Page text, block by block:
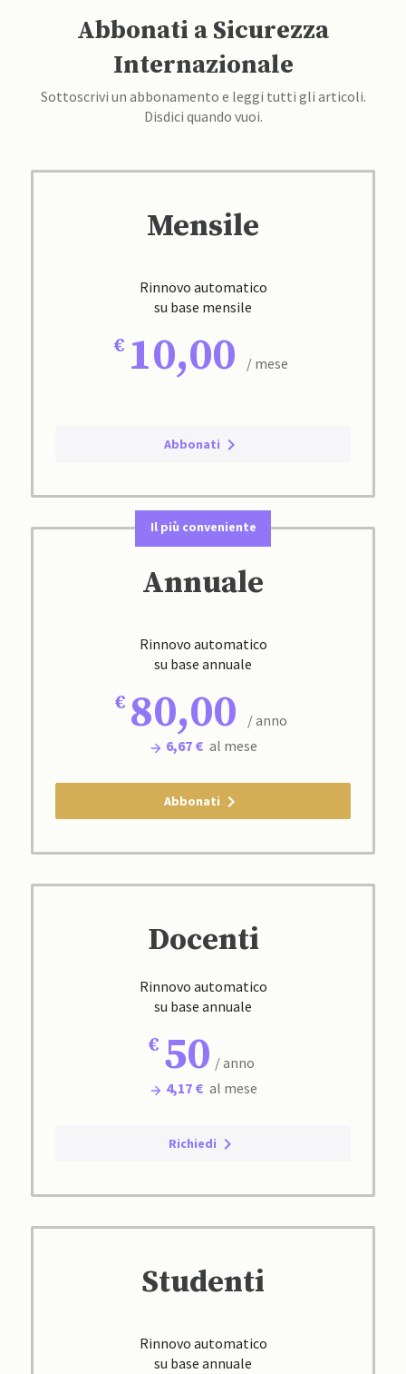
Abbonati a Sicurezza
Internazionale
Sottoscrivi un abbonamento e leggi tutti gli articoli.
Disdici quando vuoi.
Mensile
Rinnovo automatico
su base mensile
10,00 / mese
Abbonati
Il più conveniente
Annuale
Rinnovo automatico
su base annuale
80,00
/ anno
6,67 € al mese
Abbonati
Docenti
Rinnovo automatico
su base annuale
50 / anno
4,17 € al mese
Richiedi
Studenti
Rinnovo automatico
su base annuale